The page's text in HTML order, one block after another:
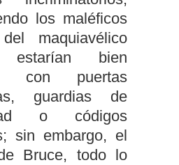
los maléficos
maquiavélico
estarían bien
con puertas
guardias de
o códigos
sin embargo, el
Bruce, todo lo